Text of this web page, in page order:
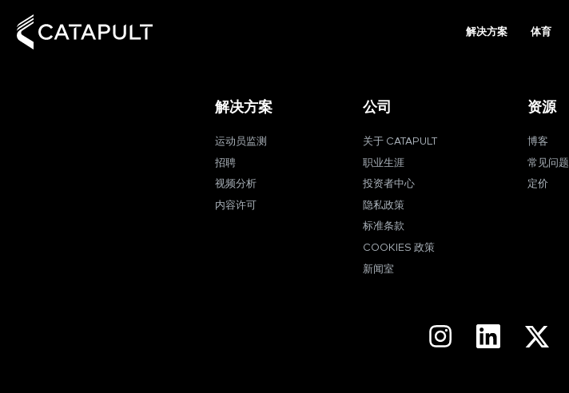
解决方案 体育
解决方案
运动员监测
招聘
视频分析
内容许可
公司
关于 CATAPULT
职业生涯
投资者中心
隐私政策
标准条款
COOKIES 政策
新闻室
资源
博客
常见问题
定价